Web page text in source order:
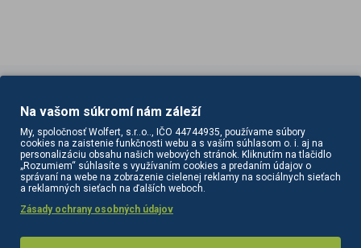
PODOBNÉ PRODUKTY SÚVISIACE PRODUKTY
Na vašom súkromí nám záleží
My, spoločnosť Wolfert, s.r..o.., IČO 44744935, používame súbory
cookies na zaistenie funkčnosti webu a s vaším súhlasom o. i. aj na
personalizáciu obsahu našich webových stránok. Kliknutím na tlačidlo
„Rozumiem“ súhlasíte s využívaním cookies a predaním údajov o
správaní na webe na zobrazenie cielenej reklamy na sociálnych sieťach
a reklamných sieťach na ďalších weboch.
Zásady ochrany osobných údajov